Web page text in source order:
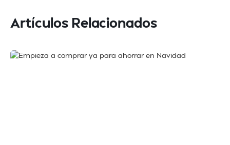
Artículos Relacionados